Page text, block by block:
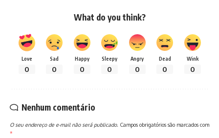
What do you think?
Love
0
Sad
0
Happy
0
Sleepy
0
Angry
0
Dead
0
Wink
0
Nenhum comentário
O seu endereço de e-mail não será publicado. Campos obrigatórios são marcados com
*